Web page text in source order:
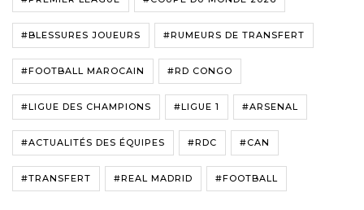
#BLESSURES JOUEURS #RUMEURS DE TRANSFERT
#FOOTBALL MAROCAIN #RD CONGO
#LIGUE DES CHAMPIONS #LIGUE 1 #ARSENAL
#ACTUALITÉS DES ÉQUIPES #RDC #CAN
#TRANSFERT #REAL MADRID #FOOTBALL